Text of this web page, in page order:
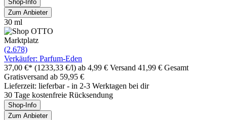
Shop-Info
Zum Anbieter
30 ml
Marktplatz
(2.678)
Verkäufer: Parfum-Eden
37,00 €* (1233,33 €/l) ab 4,99 € Versand 41,99 € Gesamt
Gratisversand ab 59,95 €
Lieferzeit: lieferbar - in 2-3 Werktagen bei dir
30 Tage kostenfreie Rücksendung
Shop-Info
Zum Anbieter